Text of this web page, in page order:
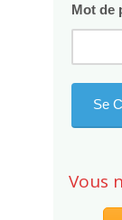
Mot de
Vous